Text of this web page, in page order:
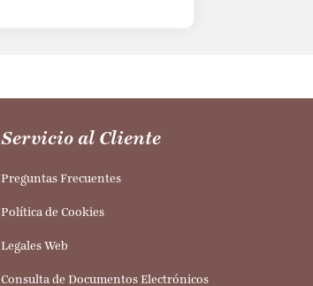
Servicio al Cliente
Preguntas Frecuentes
Política de Cookies
Legales Web
Consulta de Documentos Electrónicos